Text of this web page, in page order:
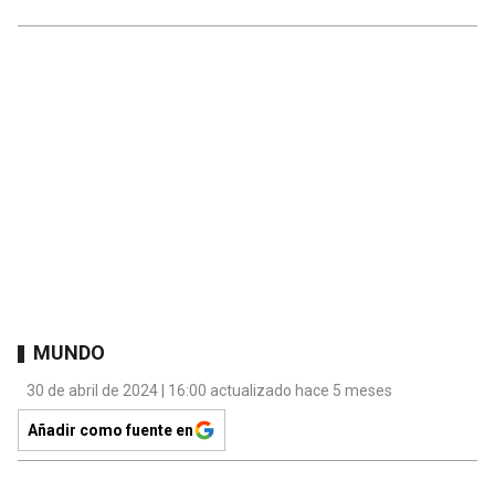
MUNDO
30 de abril de 2024 | 16:00 actualizado hace 5 meses
Añadir como fuente en